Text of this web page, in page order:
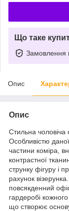
Що таке
Замовлення
Опис
Опис
Стильна чоловіча
Особливістю
частини коміра,
контрастної
струнку фігуру і
рахунок
повсякденний
гардеробі
що створює